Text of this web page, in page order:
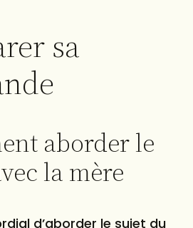
sa
aborder le
la mère
d’aborder le sujet du